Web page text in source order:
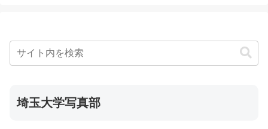
埼玉大学写真部